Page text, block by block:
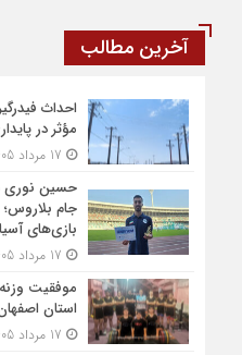
آخرین مطالب
احداث
مؤثر در
حسین نوری
جام بلاروس؛
بازی‌های
موفقیت
استان